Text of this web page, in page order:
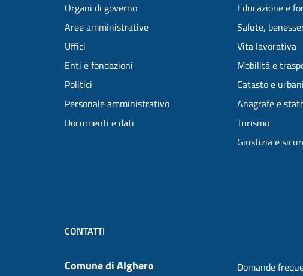
Organi di governo
Aree amministrative
Uffici
Enti e fondazioni
Politici
Personale amministrativo
Documenti e dati
Educazione e
Salute,
Vita lavorativa
Mobilità e
Catasto e
Anagrafe e
Turismo
Giustizia e
CONTATTI
Comune di Alghero
Domande